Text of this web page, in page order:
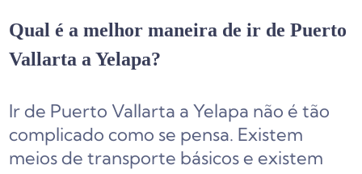
Qual é a melhor maneira de ir de Puerto
Vallarta a Yelapa?
Ir de Puerto Vallarta a Yelapa não é tão
complicado como se pensa. Existem
meios de transporte básicos e existem